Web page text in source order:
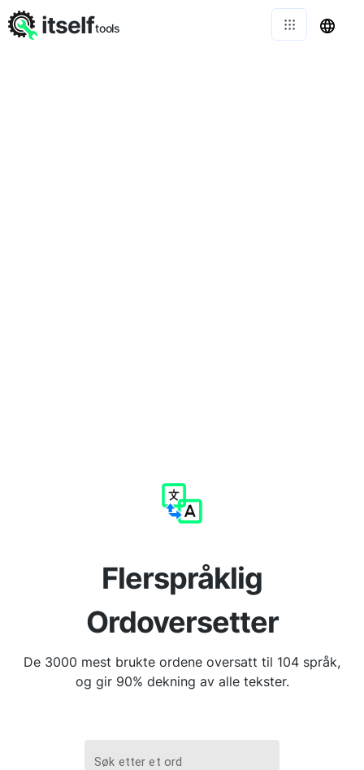
Flerspråklig
Ordoversetter
De 3000 mest brukte ordene oversatt til 104 språk,
og gir 90% dekning av alle tekster.
Søk etter et ord
itselftools